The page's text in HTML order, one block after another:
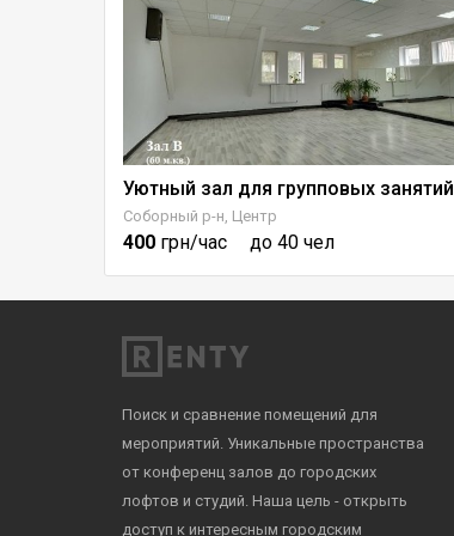
Уютный зал для групповых занятий
Соборный р-н, Центр
400 грн/час до 40 чел
Поиск и сравнение помещений для
мероприятий. Уникальные пространства
от конференц залов до городских
лофтов и студий. Наша цель - открыть
доступ к интересным городским